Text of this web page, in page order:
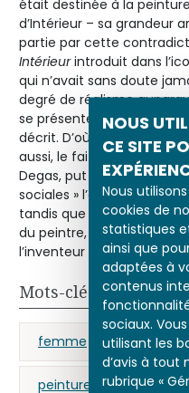
NOUS
CE SITE
Nous
cookies de
statistiques
ainsi que
adaptées à
contenus
sociaux.
utilisant les
d’avis à tout
rubrique «
était destinée à la peinture
d’Intérieur – sa grandeur
partie par cette
Intérieurintroduit dans
qui n’avait sans doute
degré de réalisme
se présente pas comme
décrit. D’où, sans doute,
aussi, le fait que
Degas, put dire de lui avec
sociales » l’ont toujours
tandis que le critique
du peintre, était tout
l’inventeur du clair-obscur
Mots-clés
femme peinture
peinture de genre